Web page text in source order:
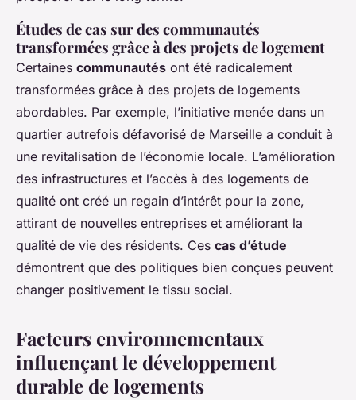
Études de cas sur des communautés
transformées grâce à des projets de logement
Certaines communautés ont été radicalement
transformées grâce à des projets de logements
abordables. Par exemple, l’initiative menée dans un
quartier autrefois défavorisé de Marseille a conduit à
une revitalisation de l’économie locale. L’amélioration
des infrastructures et l’accès à des logements de
qualité ont créé un regain d’intérêt pour la zone,
attirant de nouvelles entreprises et améliorant la
qualité de vie des résidents. Ces cas d’étude
démontrent que des politiques bien conçues peuvent
changer positivement le tissu social.
Facteurs environnementaux
influençant le développement
durable de logements